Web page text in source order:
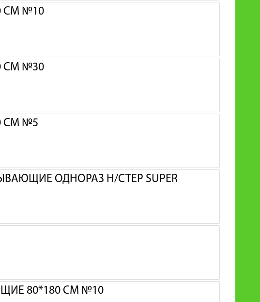
СМ №10
СМ №30
СМ №5
ОДНОРАЗ Н/СТЕР SUPER
80*180 СМ №10